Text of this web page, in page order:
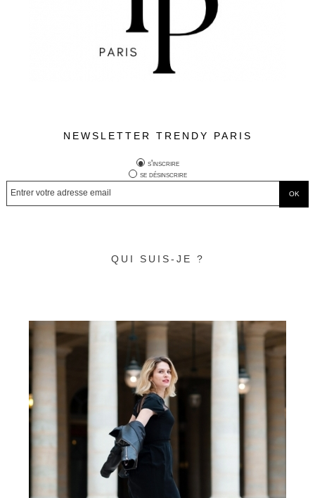
NEWSLETTER TRENDY PARIS
s'inscrire
se désinscrire
QUI SUIS-JE ?